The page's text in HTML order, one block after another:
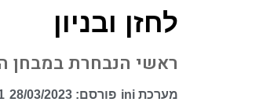
לחזן ובניון
ראשי הנבחרת במבחן
מערכת ini פורסם: